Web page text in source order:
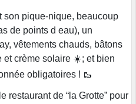
son pique-nique, beaucoup
de points d eau), un
vêtements chauds, bâtons
et crème solaire ☀️; et bien
obligatoires ! 🥾
restaurant de “la Grotte” pour